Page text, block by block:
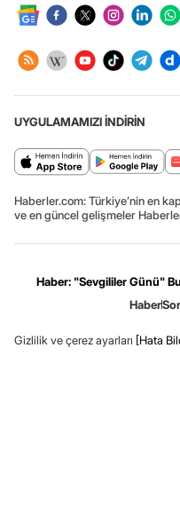
UYGULAMAMIZI İNDİRİN
Haberler.com: Türkiye’nin en
ve en güncel gelişmeler
Haber: "Sevgililer Günü"
Haber
Gizlilik ve çerez ayarları [Hata